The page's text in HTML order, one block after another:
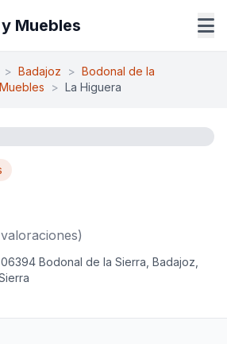
Muebles
> Badajoz > Bodonal de la
> La Higuera
Bodonal de la Sierra, Badajoz,